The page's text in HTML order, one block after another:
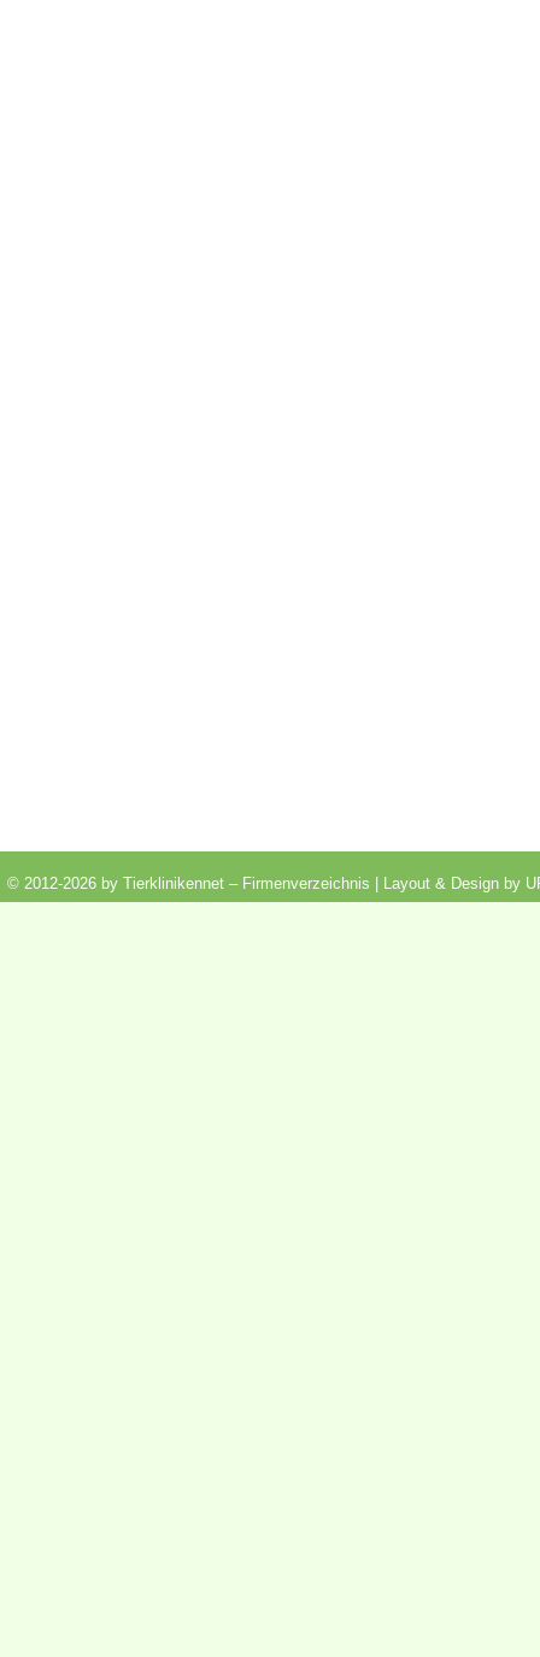
© 2012-2026 by Tierklinikennet – Firmenverzeichnis | Layout & Design by